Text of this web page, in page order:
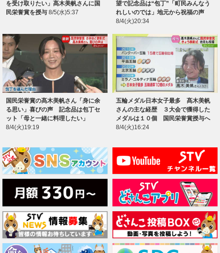
を受け取りたい」髙木美帆さんに国
民栄誉賞を授与 8/5(水)5:37
望で記念品は“包丁”「町民みんなう
れしいのでは」地元から祝福の声
8/4(火)20:34
国民栄誉賞の髙木美帆さん「身に余
る思い」喜びの声 記念品は包丁セ
ット「母と一緒に料理したい」
8/4(火)19:19
五輪メダル日本女子最多 髙木美帆
さんの主な経歴 ３大会で獲得した
メダルは１０個 国民栄誉賞授与へ
8/4(火)16:24